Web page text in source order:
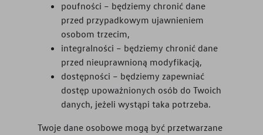
poufności – będziemy chronić dane
przed przypadkowym ujawnieniem
osobom trzecim,
integralności – będziemy chronić dane
przed nieuprawnioną modyfikacją,
dostępności – będziemy zapewniać
dostęp upoważnionych osób do Twoich
danych, jeżeli wystąpi taka potrzeba.
Twoje dane osobowe mogą być przetwarzane